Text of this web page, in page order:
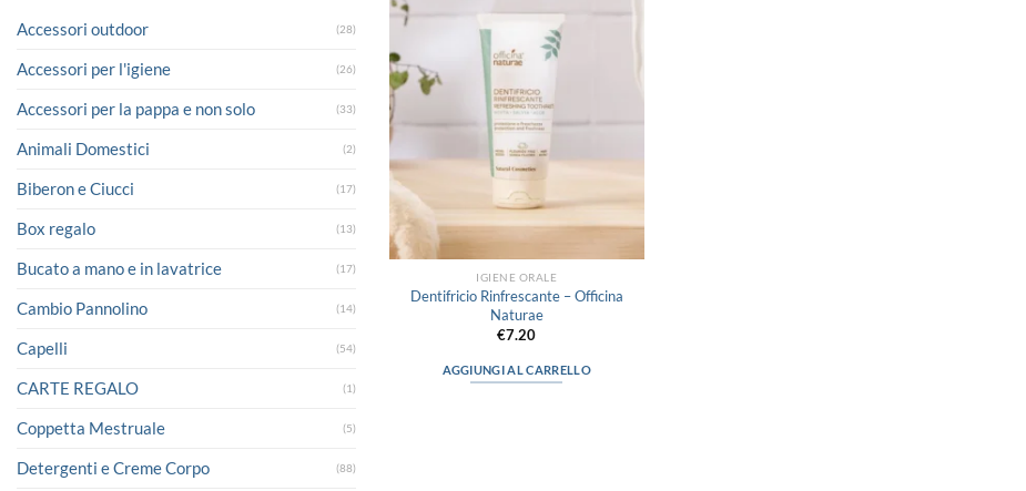
Accessori outdoor (28)
Accessori per l'igiene (26)
Accessori per la pappa e non solo (33)
Animali Domestici (2)
Biberon e Ciucci (17)
Box regalo (13)
Bucato a mano e in lavatrice (17)
Cambio Pannolino (14)
Capelli (54)
CARTE REGALO (1)
Coppetta Mestruale (5)
Detergenti e Creme Corpo (88)
IGIENE ORALE
Dentifricio Rinfrescante – Officina
Naturae
€7.20
AGGIUNGI AL CARRELLO